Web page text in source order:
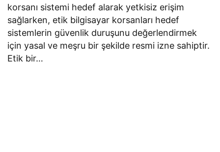
korsanı sistemi hedef alarak yetkisiz erişim
sağlarken, etik bilgisayar korsanları hedef
sistemlerin güvenlik duruşunu değerlendirmek
için yasal ve meşru bir şekilde resmi izne sahiptir.
Etik bir…